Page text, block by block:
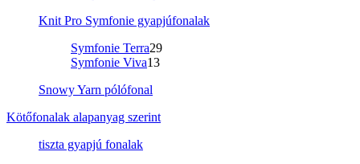
Knit Pro Symfonie gyapjúfonalak
Symfonie Terra29
Symfonie Viva13
Snowy Yarn pólófonal
Kötőfonalak alapanyag szerint
tiszta gyapjú fonalak